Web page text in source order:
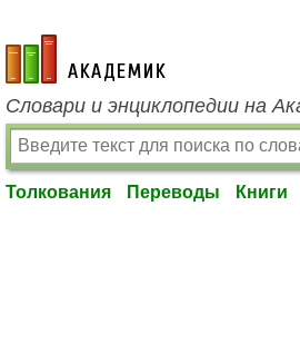
academic.ru
Словари и энциклопедии на
Толкования Переводы Книги